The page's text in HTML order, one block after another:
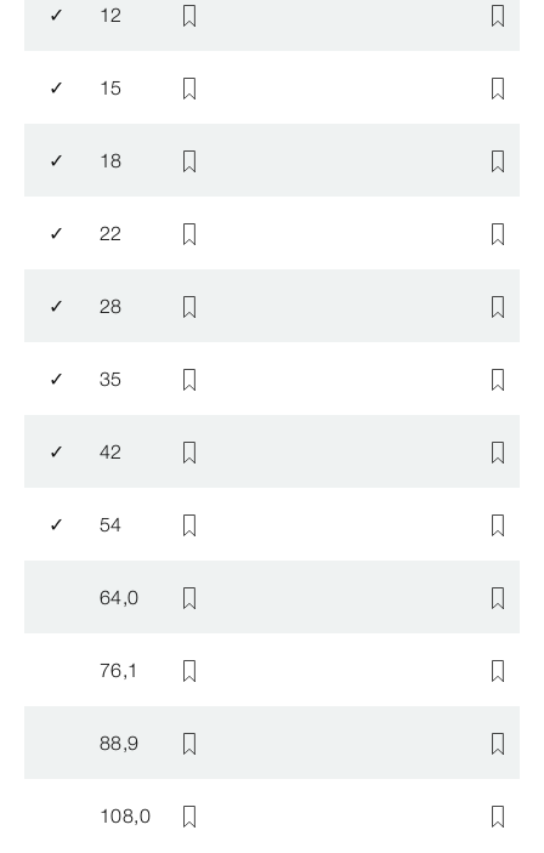
✓ 12
✓ 15
✓ 18
✓ 22
✓ 28
✓ 35
✓ 42
✓ 54
64,0
76,1
88,9
108,0